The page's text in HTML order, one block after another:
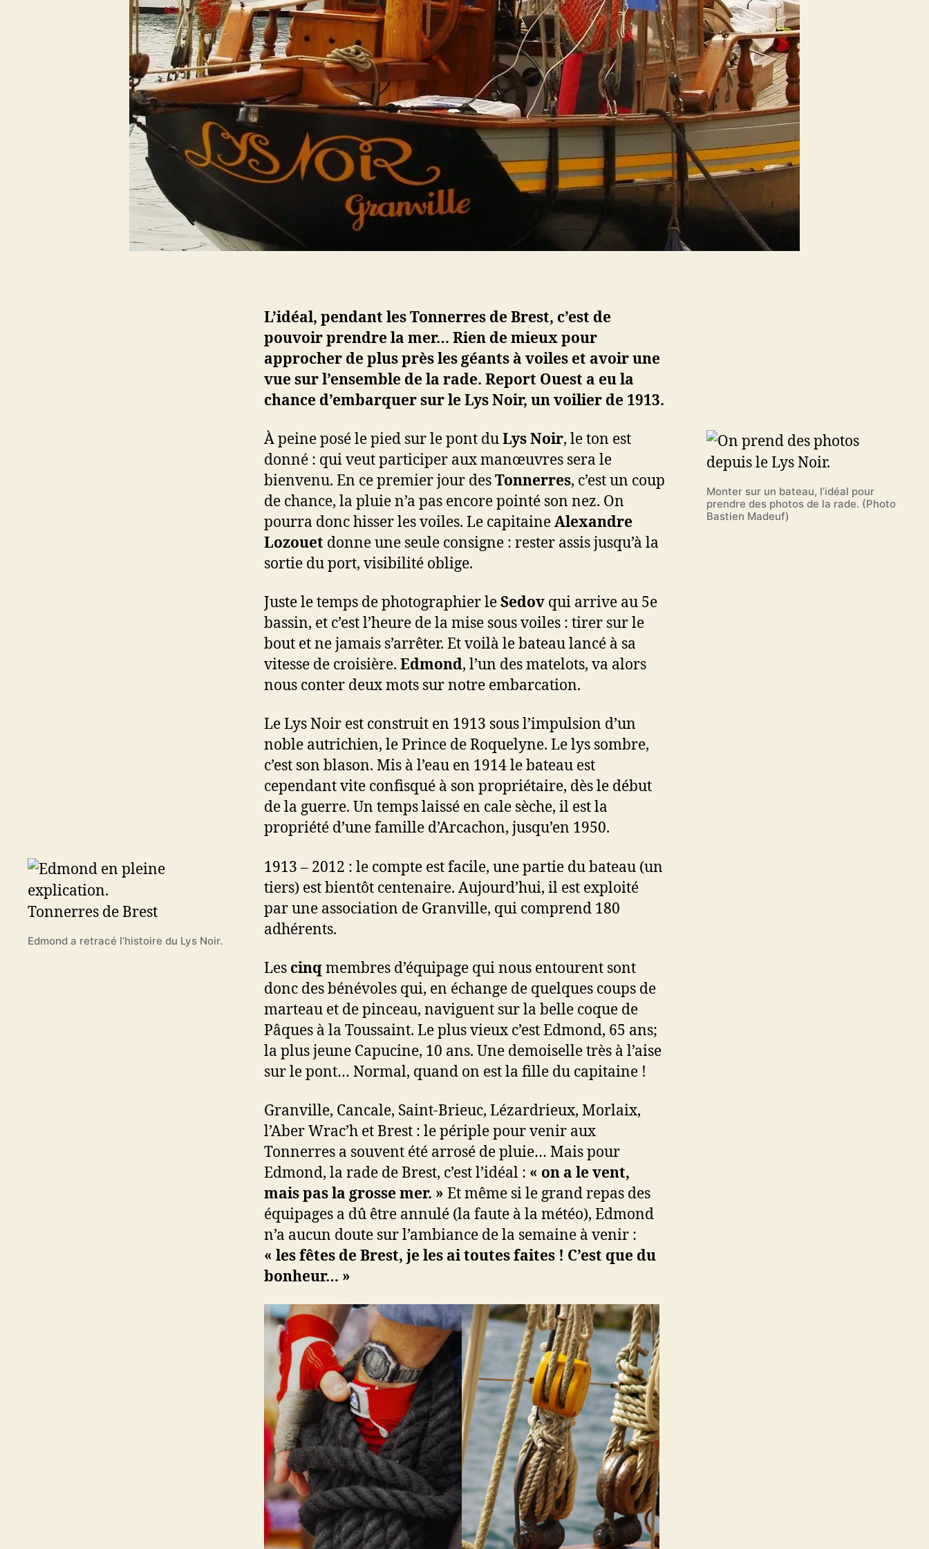
L’idéal, pendant les Tonnerres de Brest, c’est de
pouvoir prendre la mer… Rien de mieux pour
approcher de plus près les géants à voiles et avoir une
vue sur l’ensemble de la rade. Report Ouest a eu la
chance d’embarquer sur le Lys Noir, un voilier de 1913.
Monter sur un bateau, l’idéal pour
prendre des photos de la rade. (Photo
Bastien Madeuf)
À peine posé le pied sur le pont duLys Noir, le ton est
donné : qui veut participer aux manœuvres sera le
bienvenu. En ce premier jour desTonnerres, c’est un coup
de chance, la pluie n’a pas encore pointé son nez. On
pourra donc hisser les voiles. Le capitaineAlexandre
Lozouet donne une seule consigne : rester assis jusqu’à la
sortie du port, visibilité oblige.
Juste le temps de photographier leSedov qui arrive au 5e
bassin, et c’est l’heure de la mise sous voiles : tirer sur le
bout et ne jamais s’arrêter. Et voilà le bateau lancé à sa
vitesse de croisière. Edmond, l’un des matelots, va alors
nous conter deux mots sur notre embarcation.
Le Lys Noir est construit en 1913 sous l’impulsion d’un
noble autrichien, le Prince de Roquelyne. Le lys sombre,
c’est son blason. Mis à l’eau en 1914 le bateau est
cependant vite confisqué à son propriétaire, dès le début
de la guerre. Un temps laissé en cale sèche, il est la
propriété d’une famille d’Arcachon, jusqu’en 1950.
Edmond a retracé l’histoire du Lys Noir.
1913 – 2012 : le compte est facile, une partie du bateau (un
tiers) est bientôt centenaire. Aujourd’hui, il est exploité
par une association de Granville, qui comprend 180
adhérents.
Les cinqmembres d’équipage qui nous entourent sont
donc des bénévoles qui, en échange de quelques coups de
marteau et de pinceau, naviguent sur la belle coque de
Pâques à la Toussaint. Le plus vieux c’est Edmond, 65 ans;
la plus jeune Capucine, 10 ans. Une demoiselle très à l’aise
sur le pont… Normal, quand on est la fille du capitaine !
Granville, Cancale, Saint-Brieuc, Lézardrieux, Morlaix,
l’Aber Wrac’h et Brest : le périple pour venir aux
Tonnerres a souvent été arrosé de pluie… Mais pour
Edmond, la rade de Brest, c’est l’idéal : « on a le vent,
mais pas la grosse mer. » Et même si le grand repas des
équipages a dû être annulé (la faute à la météo), Edmond
n’a aucun doute sur l’ambiance de la semaine à venir :
« les fêtes de Brest, je les ai toutes faites ! C’est que du
bonheur… »